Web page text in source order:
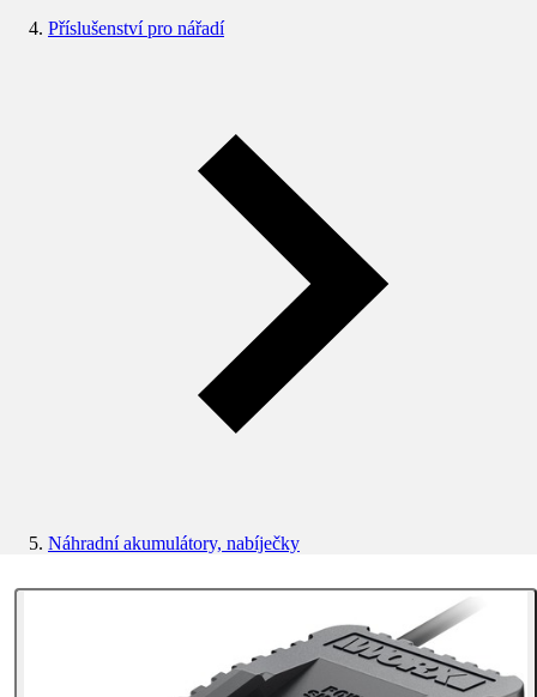
Příslušenství pro nářadí
Náhradní akumulátory, nabíječky